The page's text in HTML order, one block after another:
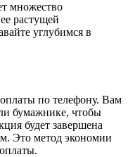
множество
растущей
углубимся в
по телефону. Вам
бумажнике, чтобы
будет завершена
Это метод экономии